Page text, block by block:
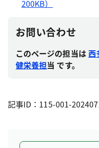
200KB）
お問い合わせ
このページの担当は西
健栄養担当 です。
記事ID：115-001-